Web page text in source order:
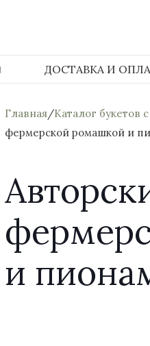
ДОСТАВКА И
Главная/Каталог букетов
фермерской ромашкой и
и